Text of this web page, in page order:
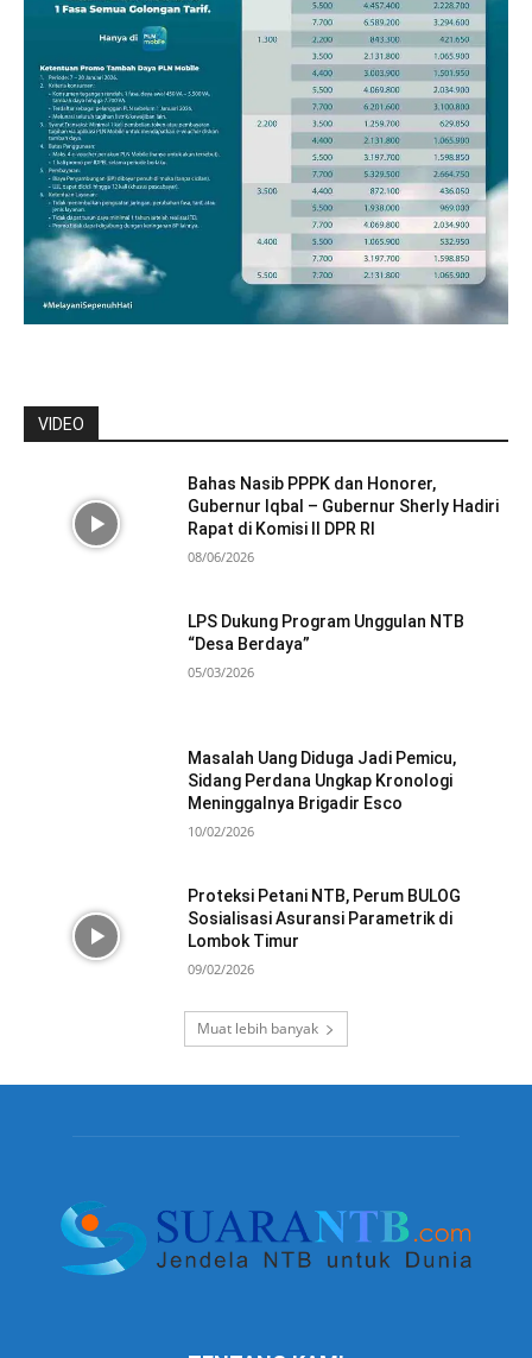
VIDEO
Bahas Nasib PPPK dan Honorer,
Gubernur Iqbal – Gubernur Sherly Hadiri
Rapat di Komisi II DPR RI
08/06/2026
LPS Dukung Program Unggulan NTB
“Desa Berdaya”
05/03/2026
Masalah Uang Diduga Jadi Pemicu,
Sidang Perdana Ungkap Kronologi
Meninggalnya Brigadir Esco
10/02/2026
Proteksi Petani NTB, Perum BULOG
Sosialisasi Asuransi Parametrik di
Lombok Timur
09/02/2026
Muat lebih banyak